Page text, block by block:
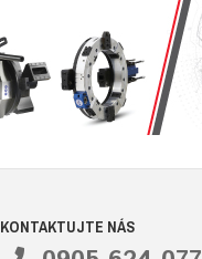
KONTAKTUJTE NÁS